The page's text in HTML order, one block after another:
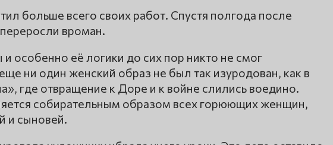
больше всего своих работ. Спустя полгода после
вроман.
особенно её логики до сих пор никто не смог
ни один женский образ не был так изуродован, как в
где отвращение к Доре и к войне слились воедино.
собирательным образом всех горюющих женщин,
и сыновей.